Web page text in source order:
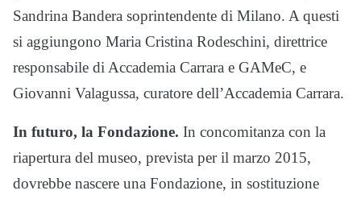
Sandrina Bandera soprintendente di Milano. A questi
si aggiungono Maria Cristina Rodeschini, direttrice
responsabile di Accademia Carrara e GAMeC, e
Giovanni Valagussa, curatore dell’Accademia Carrara.
In futuro, la Fondazione. In concomitanza con la
riapertura del museo, prevista per il marzo 2015,
dovrebbe nascere una Fondazione, in sostituzione